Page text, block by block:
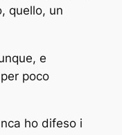
quello, un
e
poco
ho difeso i